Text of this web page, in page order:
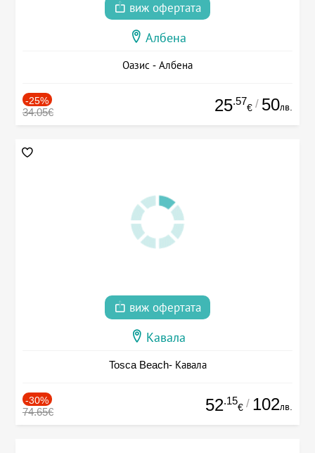
виж офертата
Албена
Оазис - Албена
-25%
34.05€ 25.57
€ / 50лв.
виж офертата
Кавала
Tosca Beach- Кавала
-30%
74.65€ 52.15
€ / 102лв.